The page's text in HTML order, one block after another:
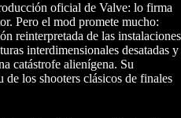
oficial de Valve: lo firma
Pero el mod promete mucho:
reinterpretada de las instalaciones
interdimensionales desatadas y
catástrofe alienígena. Su
los shooters clásicos de finales